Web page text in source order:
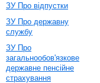
ЗУ Про відпустки
ЗУ Про державну
службу
ЗУ Про
загальнообов'язкове
державне пенсійне
страхування